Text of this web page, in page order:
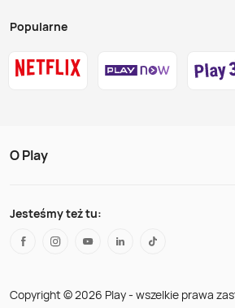
Popularne
O Play
Jesteśmy też tu:
Copyright © 2026 Play - wszelkie prawa